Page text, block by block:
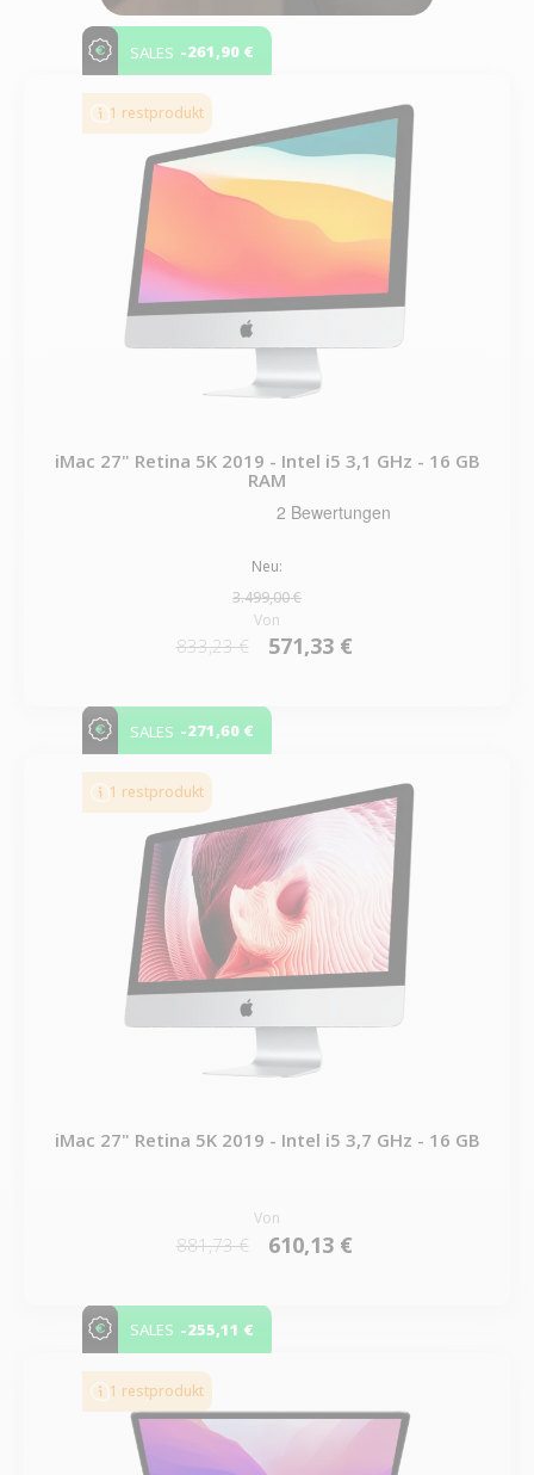
SALES -261,90 €
1 restprodukt
iMac 27" Retina 5K 2019 - Intel i5 3,1 GHz - 16 GB
RAM
Neu:
3.499,00 €
Von
833,23 € 571,33 €
SALES -271,60 €
1 restprodukt
iMac 27" Retina 5K 2019 - Intel i5 3,7 GHz - 16 GB
Von
881,73 € 610,13 €
SALES -255,11 €
1 restprodukt